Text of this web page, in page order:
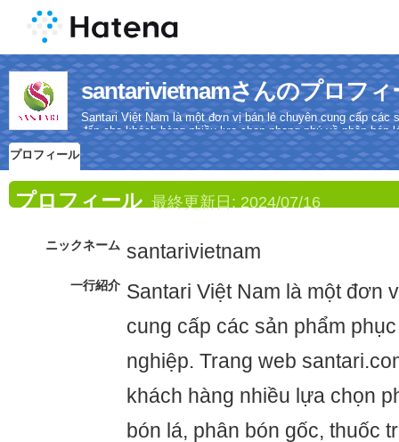
santarivietnamさんのプロフィ
Santari Việt Nam là một đơn vị bán lẻ chuyên cung cấp các
đến cho khách hàng nhiều lựa chọn phong phú về phân
chế phẩm sinh học.
プロフィール
プロフィール 最終更新日: 2024/07/16
ニックネーム santarivietnam
一行紹介 Santari Việt Nam là một đơn
cung cấp các sản phẩm
nghiệp. Trang web
khách hàng nhiều lựa chọn
bón lá, phân bón gốc, thuốc